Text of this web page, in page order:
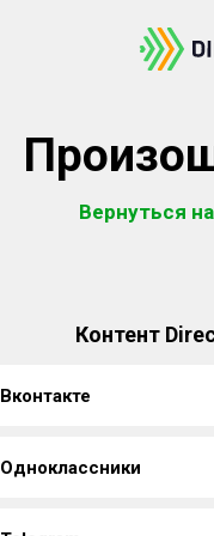
Вернуться
Контент
Вконтакте
Одноклассники